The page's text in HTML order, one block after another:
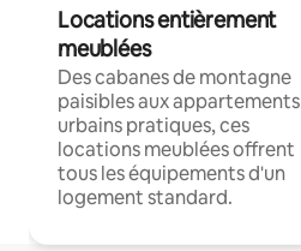
Locations entièrement
meublées
Des cabanes de montagne
paisibles aux appartements
urbains pratiques, ces
locations meublées offrent
tous les équipements d'un
logement standard.